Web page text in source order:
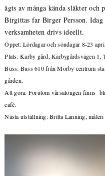
ägts av många kända släkter och
Birgittas far Birger Persson.
verksamheten drivs ideellt.
Öppet: Lördagar och söndagar 8-23
Plats: Karby gård, Karbygårdsvägen 1,
Buss: Buss 610 från Mörby centrum
gården.
Att göra: Förutom vårsalongen finns
café.
Nästa utställning: Britta Lanning,